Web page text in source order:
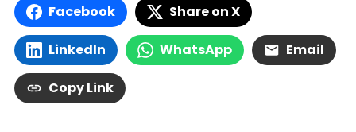
Facebook Share on X
LinkedIn WhatsApp Email
Copy Link